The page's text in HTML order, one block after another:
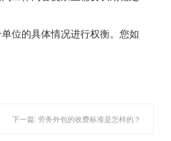
位的具体情况进行权衡。您如
下一篇: 劳务外包的收费标准是怎样的？